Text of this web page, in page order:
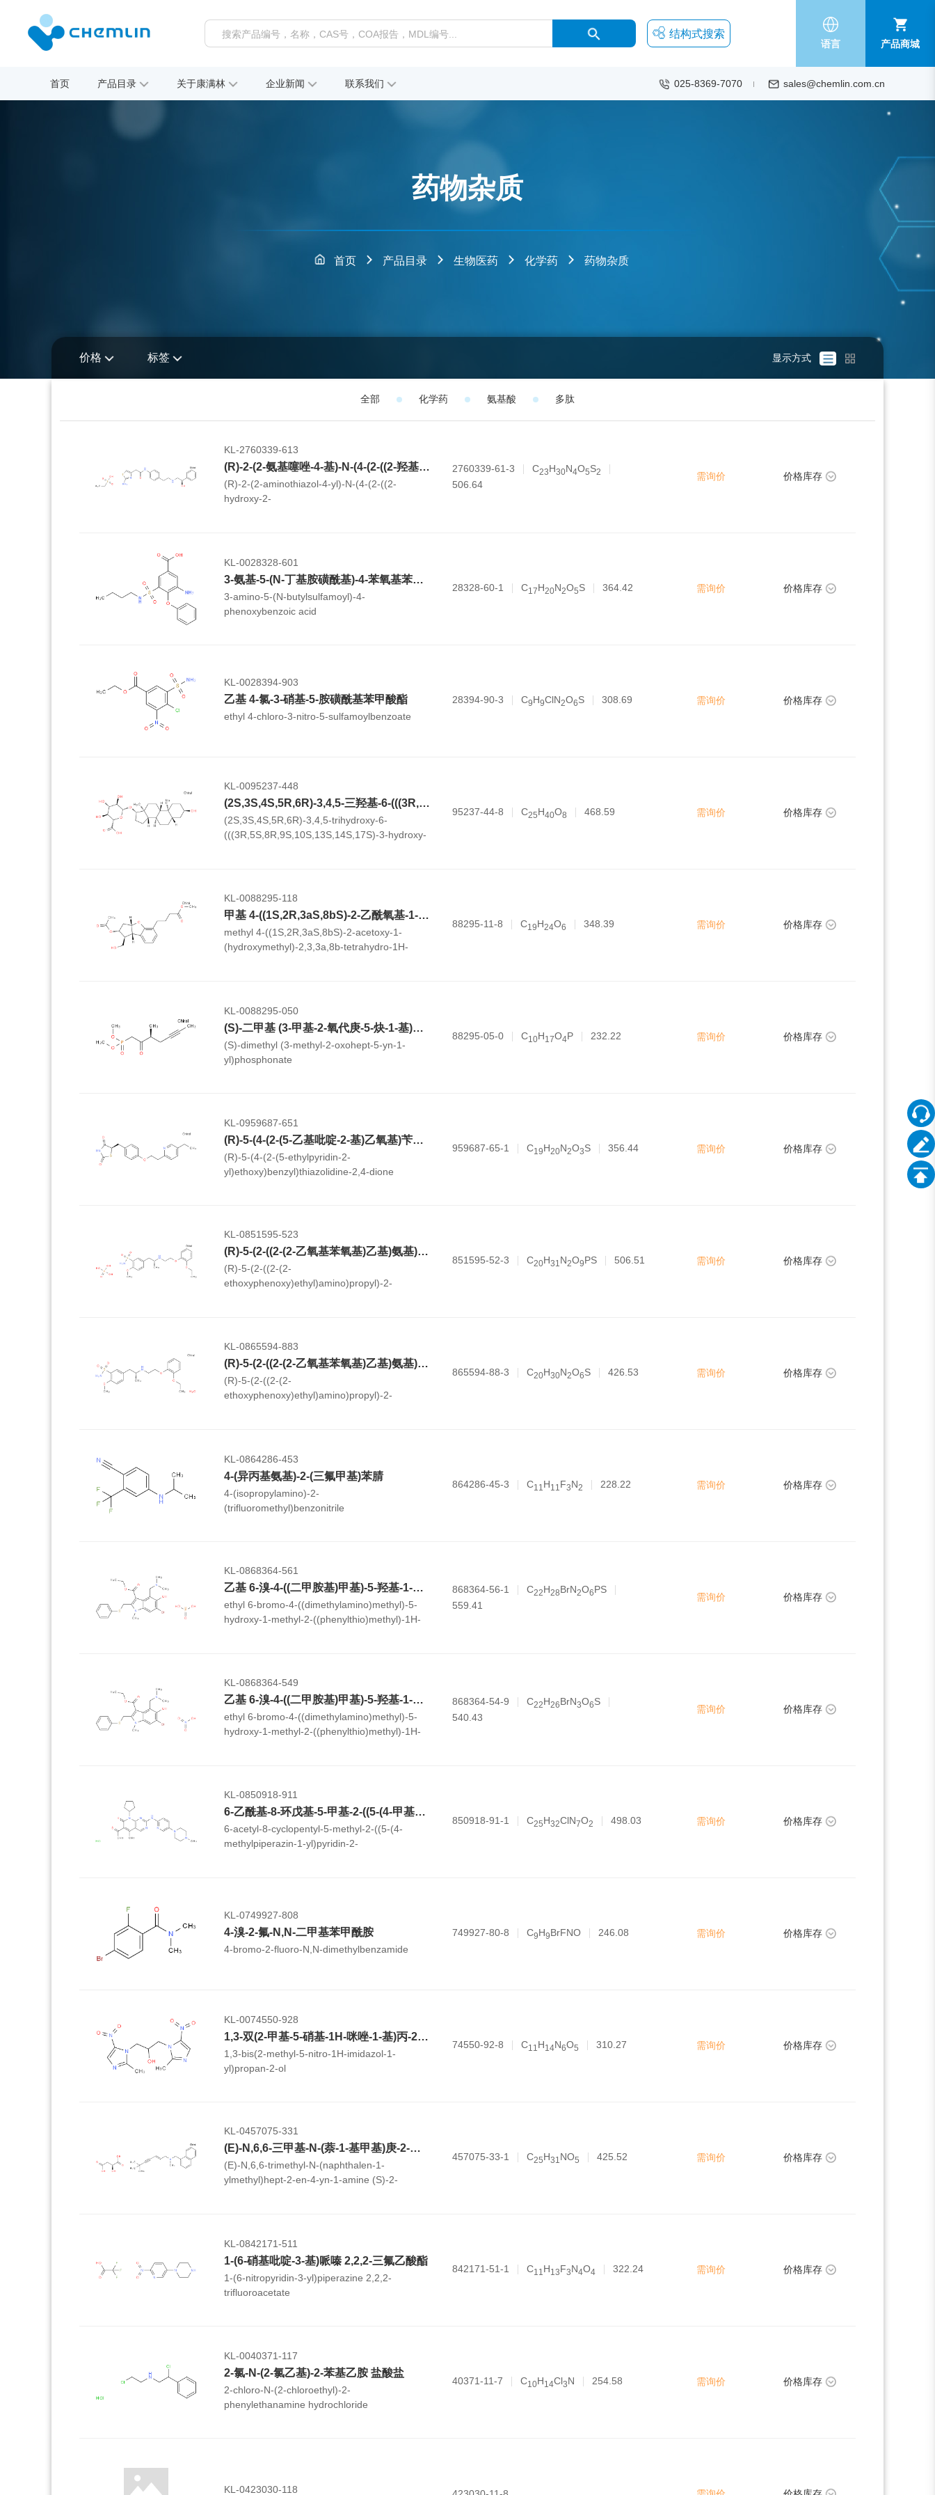
结构式搜索
语言 产品商城
首页 产品目录 关于康满林 企业新闻 联系我们 025-8369-7070 sales@chemlin.com.cn
药物杂质
首页 产品目录 生物医药 化学药 药物杂质
价格 标签 显示方式
全部 化学药 氨基酸 多肽
KL-2760339-613
(R)-2-(2-氨基噻唑-4-基)-N-(4-(2-((2-羟基-2-苯基乙基)氨基)乙基)苯基)乙酰胺 乙烷磺酸盐
(R)-2-(2-aminothiazol-4-yl)-N-(4-(2-((2-
hydroxy-2-
2760339-61-3 C23H30N4O5S2
506.64
需询价 价格库存
KL-0028328-601
3-氨基-5-(N-丁基胺磺酰基)-4-苯氧基苯甲酸
3-amino-5-(N-butylsulfamoyl)-4-
phenoxybenzoic acid
28328-60-1 C1 7H20N2O5S 364.42 需询价 价格库存
KL-0028394-903
乙基 4-氯-3-硝基-5-胺磺酰基苯甲酸酯
ethyl 4-chloro-3-nitro-5-sulfamoylbenzoate
28394-90-3 C9H9ClN2O6S 308.69 需询价 价格库存
KL-0095237-448
(2S,3S,4S,5R,6R)-3,4,5-三羟基-6-(((3R,5S,8R,9S,10S,13S,14S,17S)-3-羟基-10,13-二甲基十六氢-1H-环庚烷并[a]菲-17-氧基))四氢-2H-吡喃-2-甲酸
(2S,3S,4S,5R,6R)-3,4,5-trihydroxy-6-
(((3R,5S,8R,9S,10S,13S,14S,17S)-3-hydroxy-
95237-44-8 C25H40O8 468.59 需询价 价格库存
KL-0088295-118
甲基 4-((1S,2R,3aS,8bS)-2-乙酰氧基-1-(羟甲基)-2,3,3a,8b-四氢-1H-环戊烷并[b]苯并呋喃-5-基)丁酸酯
methyl 4-((1S,2R,3aS,8bS)-2-acetoxy-1-
(hydroxymethyl)-2,3,3a,8b-tetrahydro-1H-
88295-11-8 C1 9H24O6 348.39 需询价 价格库存
KL-0088295-050
(S)-二甲基 (3-甲基-2-氧代庚-5-炔-1-基)磷酸酯
(S)-dimethyl (3-methyl-2-oxohept-5-yn-1-
yl)phosphonate
88295-05-0 C1 0H1 7O4P 232.22 需询价 价格库存
KL-0959687-651
(R)-5-(4-(2-(5-乙基吡啶-2-基)乙氧基)苄基)四氢噻唑-2,4-二酮
(R)-5-(4-(2-(5-ethylpyridin-2-
yl)ethoxy)benzyl)thiazolidine-2,4-dione
959687-65-1 C1 9H20N2O3S 356.44 需询价 价格库存
KL-0851595-523
(R)-5-(2-((2-(2-乙氧基苯氧基)乙基)氨基)丙基)-2-甲氧基苯磺酰胺 磷酸酯
(R)-5-(2-((2-(2-
ethoxyphenoxy)ethyl)amino)propyl)-2-
851595-52-3 C20H31 N2O9PS 506.51 需询价 价格库存
KL-0865594-883
(R)-5-(2-((2-(2-乙氧基苯氧基)乙基)氨基)丙基)-2-甲氧基苯磺酰胺 水合物
(R)-5-(2-((2-(2-
ethoxyphenoxy)ethyl)amino)propyl)-2-
865594-88-3 C20H30N2O6S 426.53 需询价 价格库存
KL-0864286-453
4-(异丙基氨基)-2-(三氟甲基)苯腈
4-(isopropylamino)-2-
(trifluoromethyl)benzonitrile
864286-45-3 C1 1 H1 1 F3N2 228.22 需询价 价格库存
KL-0868364-561
乙基 6-溴-4-((二甲胺基)甲基)-5-羟基-1-甲基-2-((苯基硫基)甲基)-1H-吲哚-3-甲酸酯 磷酸酯
ethyl 6-bromo-4-((dimethylamino)methyl)-5-
hydroxy-1-methyl-2-((phenylthio)methyl)-1H-
868364-56-1 C22H28BrN2O6PS
559.41
需询价 价格库存
KL-0868364-549
乙基 6-溴-4-((二甲胺基)甲基)-5-羟基-1-甲基-2-((苯基硫基)甲基)-1H-吲哚-3-甲酸酯 硝酸盐
ethyl 6-bromo-4-((dimethylamino)methyl)-5-
hydroxy-1-methyl-2-((phenylthio)methyl)-1H-
868364-54-9 C22H26BrN3O6S
540.43
需询价 价格库存
KL-0850918-911
6-乙酰基-8-环戊基-5-甲基-2-((5-(4-甲基哌嗪-1-基)吡啶-2-基)氨基)吡啶并[2,3-d]嘧啶-7(8H)-酮 盐酸盐
6-acetyl-8-cyclopentyl-5-methyl-2-((5-(4-
methylpiperazin-1-yl)pyridin-2-
850918-91-1 C25H32ClN7O2 498.03 需询价 价格库存
KL-0749927-808
4-溴-2-氟-N,N-二甲基苯甲酰胺
4-bromo-2-fluoro-N,N-dimethylbenzamide
749927-80-8 C9H9BrFNO 246.08 需询价 价格库存
KL-0074550-928
1,3-双(2-甲基-5-硝基-1H-咪唑-1-基)丙-2-醇
1,3-bis(2-methyl-5-nitro-1H-imidazol-1-
yl)propan-2-ol
74550-92-8 C1 1 H1 4N6O5 310.27 需询价 价格库存
KL-0457075-331
(E)-N,6,6-三甲基-N-(萘-1-基甲基)庚-2-烯-4-炔-1-胺 (S)-2-羟基琥珀酸酯
(E)-N,6,6-trimethyl-N-(naphthalen-1-
ylmethyl)hept-2-en-4-yn-1-amine (S)-2-
457075-33-1 C25H31 NO5 425.52 需询价 价格库存
KL-0842171-511
1-(6-硝基吡啶-3-基)哌嗪 2,2,2-三氟乙酸酯
1-(6-nitropyridin-3-yl)piperazine 2,2,2-
trifluoroacetate
842171-51-1 C1 1 H1 3F3N4O4 322.24 需询价 价格库存
KL-0040371-117
2-氯-N-(2-氯乙基)-2-苯基乙胺 盐酸盐
2-chloro-N-(2-chloroethyl)-2-
phenylethanamine hydrochloride
40371-11-7 C1 0H1 4Cl3N 254.58 需询价 价格库存
KL-0423030-118